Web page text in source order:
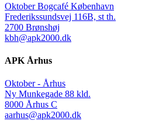
Oktober Bogcafé København
Frederikssundsvej 116B, st th.
2700 Brønshøj
kbh@apk2000.dk
APK Århus
Oktober - Århus
Ny Munkegade 88 kld.
8000 Århus C
aarhus@apk2000.dk